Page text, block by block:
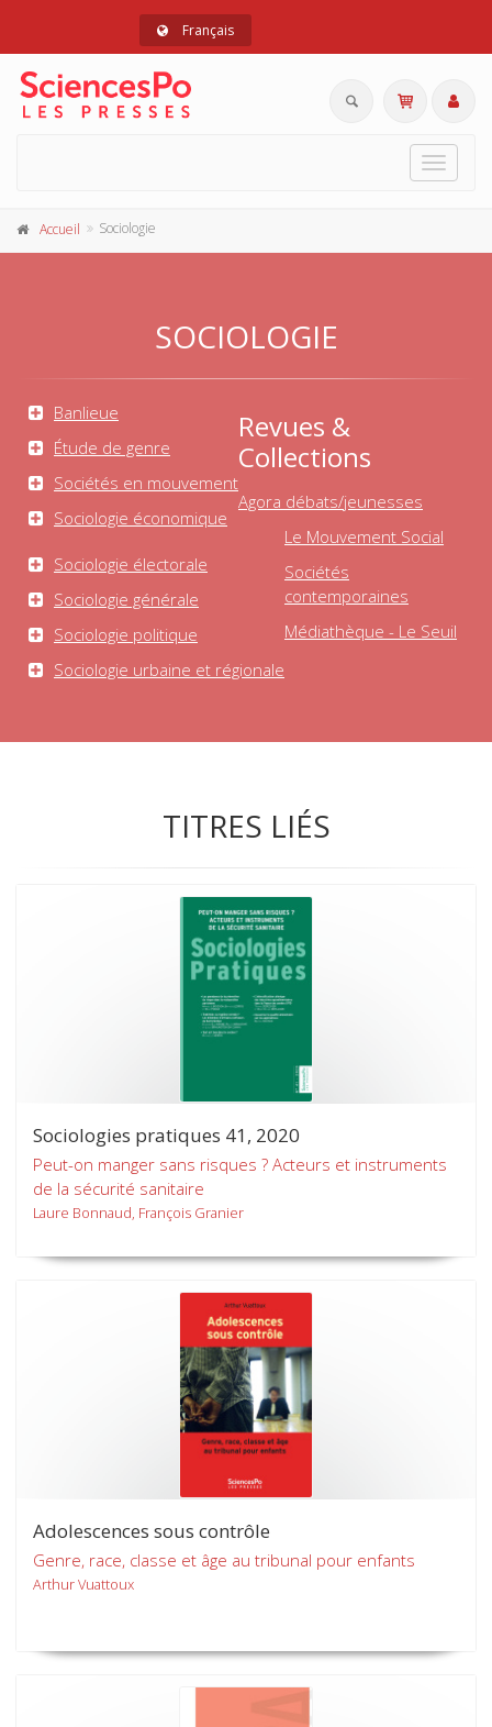
Français
Toggle
Accueil Sociologie
SOCIOLOGIE
Banlieue
Étude de genre
Sociétés en mouvement
Sociologie économique
Sociologie électorale
Sociologie générale
Sociologie politique
Sociologie urbaine et régionale
Revues &
Collections
Agora débats/jeunesses
Le Mouvement Social
Sociétés
contemporaines
Médiathèque - Le Seuil
TITRES LIÉS
Sociologies pratiques 41, 2020
Peut-on manger sans risques ? Acteurs et instruments
de la sécurité sanitaire
Laure Bonnaud, François Granier
Adolescences sous contrôle
Genre, race, classe et âge au tribunal pour enfants
Arthur Vuattoux